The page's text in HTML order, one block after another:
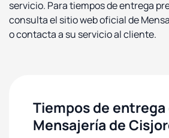
servicio. Para tiempos de entrega
consulta el sitio web oficial de
o contacta a su servicio al cliente.
Tiempos de entrega
Mensajería de